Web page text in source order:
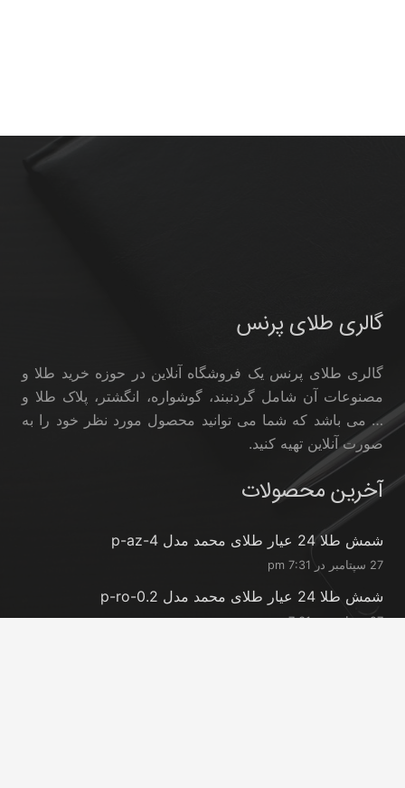
گالری طلای پرنس
گالری طلای پرنس یک فروشگاه آنلاین در حوزه خرید طلا و
مصنوعات آن شامل گردنبند، گوشواره، انگشتر، پلاک طلا و
… می باشد که شما می توانید محصول مورد نظر خود را به
صورت آنلاین تهیه کنید.
آخرین محصولات
شمش طلا 24 عیار طلای محمد مدل p-az-4
27 سپتامبر در 7:31 pm
شمش طلا 24 عیار طلای محمد مدل p-ro-0.2
27 سپتامبر در 7:31 pm